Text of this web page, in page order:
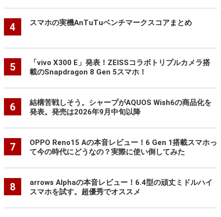
4 スマホの実機AnTuTuベンチマークスコアまとめ
5
「vivo X300 E」発表！ZEISSコラボトリプルカメラ搭
載のSnapdragon 8 Gen 5スマホ！
6
結構苦戦しそう。シャープがAQUOS Wish6の商品化を
発表。発売は2026年9月中旬以降
7
OPPO Reno15 Aの本音レビュー！6 Gen 1搭載スマホっ
て今の時代にどうなの？実際に使い倒してみた
8
arrows Alphaの本音レビュー！6.4型の頑丈ミドルハイ
スマホを試す。超優秀でオススメ